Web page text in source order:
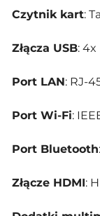
Czytnik kart:
Złącza USB: 4x
Port LAN: RJ-
Port Wi-Fi:
Port Bluetooth
Złącze HDMI: